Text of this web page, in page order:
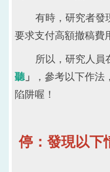
有時，研究者發現
要求支付高額撤稿費
所以，研究人員
聽」
，參考以下作
陷阱喔！
停：發現以下